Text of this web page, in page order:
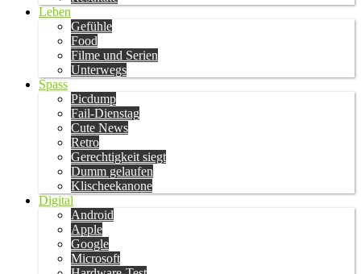
Leben
Gefühle
Food
Filme und Serien
Unterwegs
Spass
Picdump
Fail-Dienstag
Cute News
Retro
Gerechtigkeit siegt
Dumm gelaufen
Klischeekanone
Digital
Android
Apple
Google
Microsoft